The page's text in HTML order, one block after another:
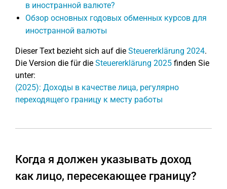
в иностранной валюте?
Обзор основных годовых обменных курсов для
иностранной валюты
Dieser Text bezieht sich auf die Steuererklärung 2024.
Die Version die für die Steuererklärung 2025 finden Sie
unter:
(2025): Доходы в качестве лица, регулярно
переходящего границу к месту работы
Когда я должен указывать доход
как лицо, пересекающее границу?